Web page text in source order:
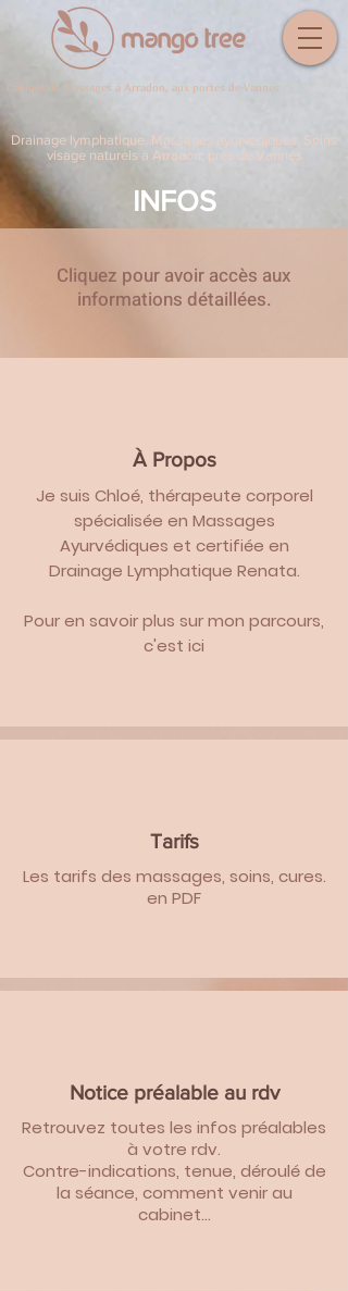
Cabinet de Massages à Arradon, aux portes de Vannes
Drainage lymphatique, Massages ayurvédiques, Soins
visage naturels à Arradon, près de Vannes
INFOS
Cliquez pour avoir accès aux
informations détaillées.
À Propos
Je suis Chloé, thérapeute corporel
spécialisée en Massages
Ayurvédiques et certifiée en
Drainage Lymphatique Renata.
Pour en savoir plus sur mon parcours,
c'est ici
Tarifs
Les tarifs des massages, soins, cures.
en PDF
Notice préalable au rdv
Retrouvez toutes les infos préalables
à votre rdv.
Contre-indications, tenue, déroulé de
la séance, comment venir au
cabinet...